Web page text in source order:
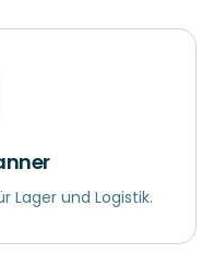
Lager und Logistik.